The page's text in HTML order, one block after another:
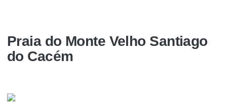
Praia do Monte Velho Santiago
do Cacém